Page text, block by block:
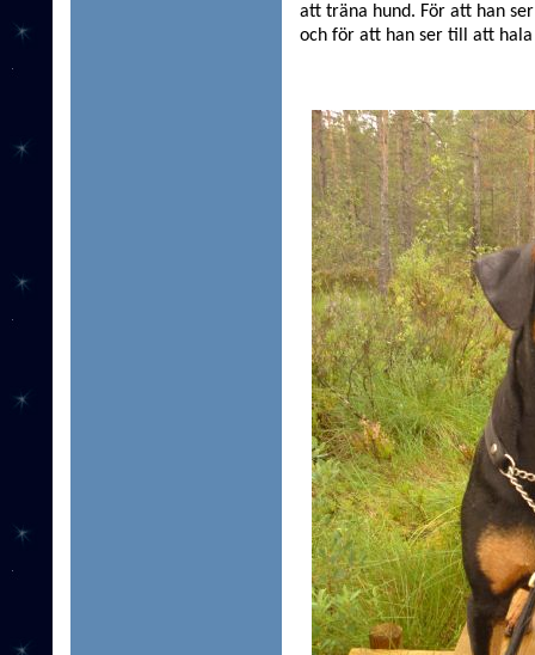
att träna hund. För att han
och för att han ser till att